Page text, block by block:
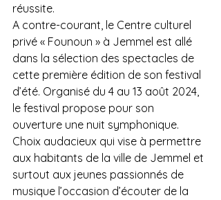
réussite.
A contre-courant, le Centre culturel
privé « Founoun » à Jemmel est allé
dans la sélection des spectacles de
cette première édition de son festival
d’été. Organisé du 4 au 13 août 2024,
le festival propose pour son
ouverture une nuit symphonique.
Choix audacieux qui vise à permettre
aux habitants de la ville de Jemmel et
surtout aux jeunes passionnés de
musique l’occasion d’écouter de la